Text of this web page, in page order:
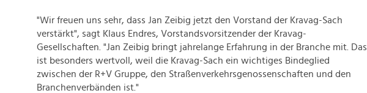
"Wir freuen uns sehr, dass Jan Zeibig jetzt den Vorstand der Kravag-Sach
verstärkt", sagt Klaus Endres, Vorstandsvorsitzender der Kravag-
Gesellschaften. "Jan Zeibig bringt jahrelange Erfahrung in der Branche mit. Das
ist besonders wertvoll, weil die Kravag-Sach ein wichtiges Bindeglied
zwischen der R+V Gruppe, den Straßenverkehrsgenossenschaften und den
Branchenverbänden ist."